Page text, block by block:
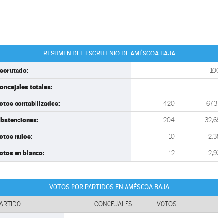
RESUMEN DEL ESCRUTINIO DE AMÉSCOA BAJA
totales:
contabilizados: 420
204
nulos: 10
en blanco: 12
VOTOS POR PARTIDOS EN AMÉSCOA BAJA
CONCEJALES VOTOS